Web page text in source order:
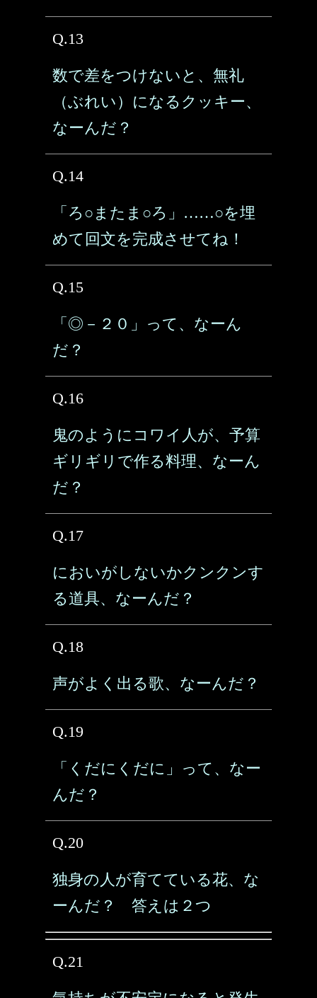
Q.13
数で差をつけないと、無礼
（ぶれい）になるクッキー、
なーんだ？
Q.14
「ろ○またま○ろ」……○を埋
めて回文を完成させてね！
Q.15
「◎－２０」って、なーん
だ？
Q.16
鬼のようにコワイ人が、予算
ギリギリで作る料理、なーん
だ？
Q.17
においがしないかクンクンす
る道具、なーんだ？
Q.18
声がよく出る歌、なーんだ？
Q.19
「くだにくだに」って、なー
んだ？
Q.20
独身の人が育てている花、な
ーんだ？ 答えは２つ
Q.21